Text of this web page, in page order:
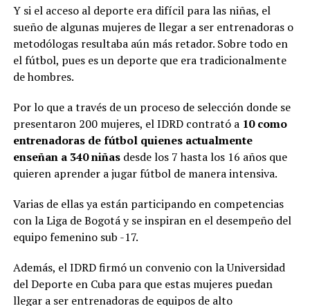
Y si el acceso al deporte era difícil para las niñas, el
sueño de algunas mujeres de llegar a ser entrenadoras o
metodólogas resultaba aún más retador. Sobre todo en
el fútbol, pues es un deporte que era tradicionalmente
de hombres.
Por lo que a través de un proceso de selección donde se
presentaron 200 mujeres, el IDRD contrató a10 como
entrenadoras de fútbol quienes actualmente
enseñan a 340 niñas desde los 7 hasta los 16 años que
quieren aprender a jugar fútbol de manera intensiva.
Varias de ellas ya están participando en competencias
con la Liga de Bogotá y se inspiran en el desempeño del
equipo femenino sub -17.
Además, el IDRD firmó un convenio con la Universidad
del Deporte en Cuba para que estas mujeres puedan
llegar a ser entrenadoras de equipos de alto